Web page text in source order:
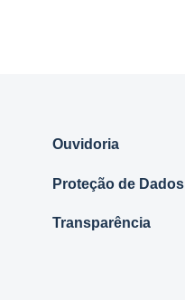
Ouvidoria
Proteção de Dados
Transparência